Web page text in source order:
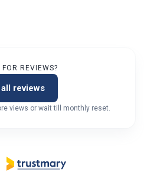
REVIEWS?
reviews
views or wait till monthly reset.